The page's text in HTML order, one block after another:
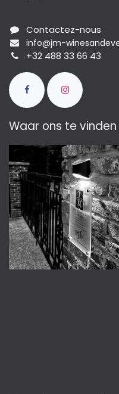
Contactez-nous
info@jm-
+32 488 33 66 43
Waar ons te vinden